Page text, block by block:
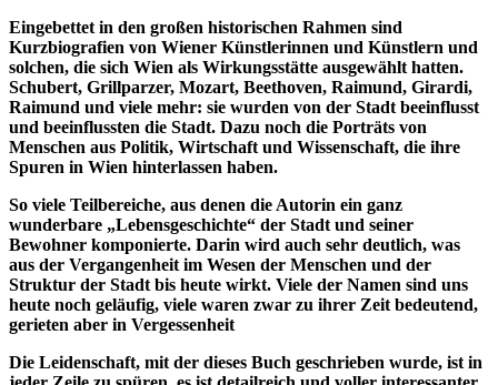
Eingebettet in den großen historischen Rahmen sind
Kurzbiografien von Wiener Künstlerinnen und Künstlern und
solchen, die sich Wien als Wirkungsstätte ausgewählt hatten.
Schubert, Grillparzer, Mozart, Beethoven, Raimund, Girardi,
Raimund und viele mehr: sie wurden von der Stadt beeinflusst
und beeinflussten die Stadt. Dazu noch die Porträts von
Menschen aus Politik, Wirtschaft und Wissenschaft, die ihre
Spuren in Wien hinterlassen haben.
So viele Teilbereiche, aus denen die Autorin ein ganz
wunderbare „Lebensgeschichte“ der Stadt und seiner
Bewohner komponierte. Darin wird auch sehr deutlich, was
aus der Vergangenheit im Wesen der Menschen und der
Struktur der Stadt bis heute wirkt. Viele der Namen sind uns
heute noch geläufig, viele waren zwar zu ihrer Zeit bedeutend,
gerieten aber in Vergessenheit
Die Leidenschaft, mit der dieses Buch geschrieben wurde, ist in